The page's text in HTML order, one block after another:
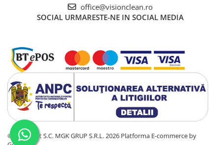
office@visionclean.ro
SOCIAL URMARESTE-NE IN SOCIAL MEDIA
©Copyright S.C. MGK GRUP S.R.L. 2026 Platforma E-commerce by